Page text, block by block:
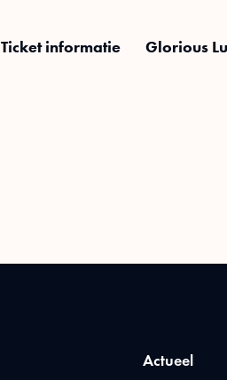
Ticket informatie Glorious
Actueel